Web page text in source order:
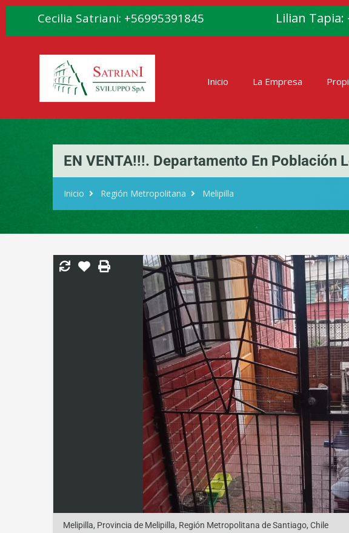
Cecilia Satriani: +56995391845 Lilian Tapia:
Inicio La Empresa
EN VENTA!!!. Departamento En Población
Inicio Región Metropolitana Melipilla
Melipilla, Provincia de Melipilla, Región Metropolitana de Santiago, Chile